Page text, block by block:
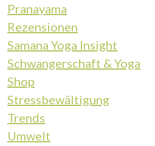
Pranayama
Rezensionen
Samana Yoga Insight
Schwangerschaft & Yoga
Shop
Stressbewältigung
Trends
Umwelt